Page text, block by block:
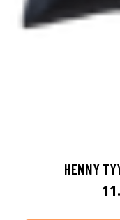
HENNY